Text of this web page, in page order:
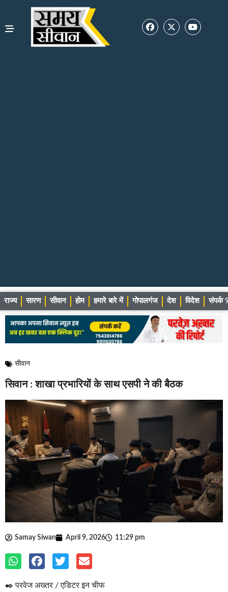
राज्य सारण सीवान होम हमारे बारे में गोपालगंज देश विदेश संपर्क
सीवान
सिवान : शाखा प्रभारियों के साथ एसपी ने की बैठक
Samay Siwan April 9, 2026 11:29 pm
✒️ परवेज अख्तर / एडिटर इन चीफ